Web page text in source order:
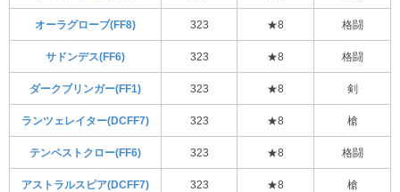
オーラグローブ(FF8) 323 ★8 格闘
サドンデス(FF6) 323 ★8 格闘
ダークブリンガー(FF1) 323 ★8 剣
ランツェレイター(DCFF7) 323 ★8 槍
テンペストクロー(FF6) 323 ★8 格闘
アストラルスピア(DCFF7) 323 ★8 槍